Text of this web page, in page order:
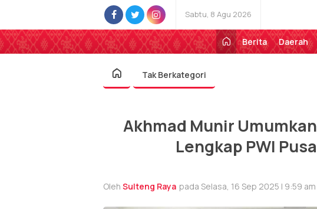
Sabtu, 8 Agu 2026
Berita
Daerah
Tak Berkategori
Akhmad Munir
Lengkap PWI
Oleh Sulteng Raya pada Selasa, 16 Sep 2025 | 9:59 am